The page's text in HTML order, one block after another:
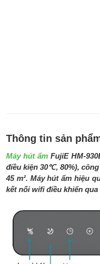
Thông tin sản
Máy hút ẩm FujiE HM-
điều kiện 30℃, 80%),
45 m². Máy hút ẩm hiệu
kết nối wifi điều khiển